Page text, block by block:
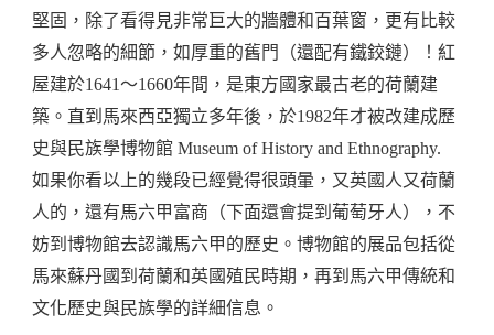
堅固，除了看得見非常巨大的牆體和百葉窗，更有比較
多人忽略的細節，如厚重的舊門（還配有鐵鉸鏈）！紅
屋建於1641～1660年間，是東方國家最古老的荷蘭建
築。直到馬來西亞獨立多年後，於1982年才被改建成歷
史與民族學博物館 Museum of History and Ethnography.
如果你看以上的幾段已經覺得很頭暈，又英國人又荷蘭
人的，還有馬六甲富商（下面還會提到葡萄牙人），不
妨到博物館去認識馬六甲的歷史。博物館的展品包括從
馬來蘇丹國到荷蘭和英國殖民時期，再到馬六甲傳統和
文化歷史與民族學的詳細信息。